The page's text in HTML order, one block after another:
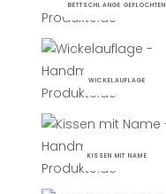
BETTSCHLANGE GEFLOCHTEN
WICKELAUFLAGE
KISSEN MIT NAME